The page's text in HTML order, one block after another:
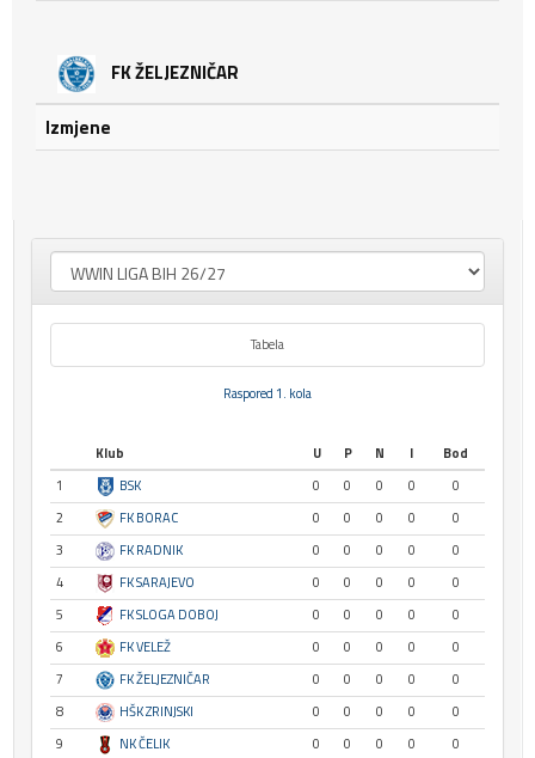
FK ŽELJEZNIČAR
Izmjene
Tabela
Raspored 1. kola
Klub U P N I
Bod
1
BSK 0 0 0 0
0
2
FK BORAC 0 0 0 0
0
3
FK RADNIK 0 0 0 0
0
4
FK SARAJEVO 0 0 0 0
0
5
FK SLOGA DOBOJ 0 0 0 0
0
6
FK VELEŽ 0 0 0 0
0
7
FK ŽELJEZNIČAR 0 0 0 0
0
8
HŠK ZRINJSKI 0 0 0 0
0
9
NK ČELIK 0 0 0 0
0